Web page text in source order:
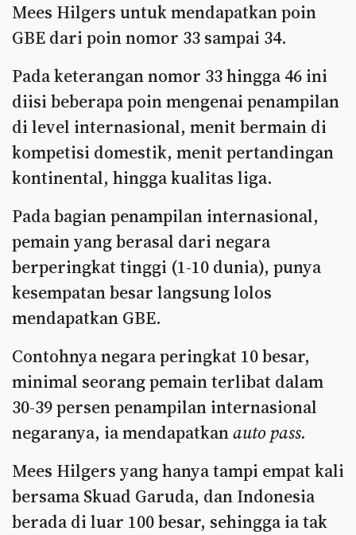
Mees Hilgers untuk mendapatkan poin
GBE dari poin nomor 33 sampai 34.
Pada keterangan nomor 33 hingga 46 ini
diisi beberapa poin mengenai penampilan
di level internasional, menit bermain di
kompetisi domestik, menit pertandingan
kontinental, hingga kualitas liga.
Pada bagian penampilan internasional,
pemain yang berasal dari negara
berperingkat tinggi (1-10 dunia), punya
kesempatan besar langsung lolos
mendapatkan GBE.
Contohnya negara peringkat 10 besar,
minimal seorang pemain terlibat dalam
30-39 persen penampilan internasional
negaranya, ia mendapatkanauto pass.
Mees Hilgers yang hanya tampi empat kali
bersama Skuad Garuda, dan Indonesia
berada di luar 100 besar, sehingga ia tak